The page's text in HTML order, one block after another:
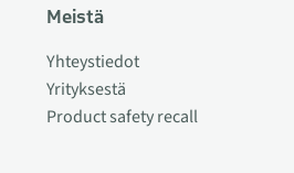
Meistä
Yhteystiedot
Yrityksestä
Product safety recall